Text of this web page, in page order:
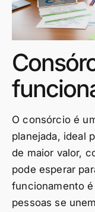
O consórcio é
planejada, ideal
de maior valor,
pode esperar
funcionamento
pessoas se